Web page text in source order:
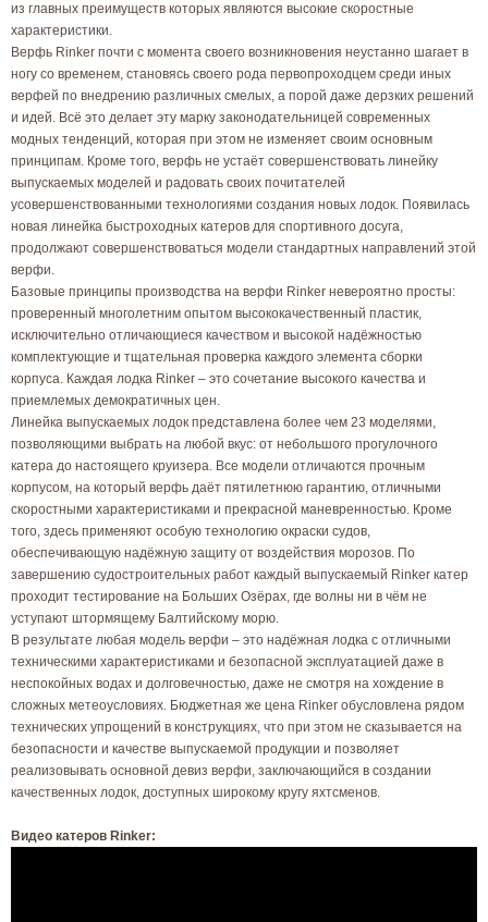
из главных преимуществ которых являются высокие скоростные
характеристики.
Верфь Rinker почти с момента своего возникновения неустанно шагает в
ногу со временем, становясь своего рода первопроходцем среди иных
верфей по внедрению различных смелых, а порой даже дерзких решений
и идей. Всё это делает эту марку законодательницей современных
модных тенденций, которая при этом не изменяет своим основным
принципам. Кроме того, верфь не устаёт совершенствовать линейку
выпускаемых моделей и радовать своих почитателей
усовершенствованными технологиями создания новых лодок. Появилась
новая линейка быстроходных катеров для спортивного досуга,
продолжают совершенствоваться модели стандартных направлений этой
верфи.
Базовые принципы производства на верфи Rinker невероятно просты:
проверенный многолетним опытом высококачественный пластик,
исключительно отличающиеся качеством и высокой надёжностью
комплектующие и тщательная проверка каждого элемента сборки
корпуса. Каждая лодка Rinker – это сочетание высокого качества и
приемлемых демократичных цен.
Линейка выпускаемых лодок представлена более чем 23 моделями,
позволяющими выбрать на любой вкус: от небольшого прогулочного
катера до настоящего круизера. Все модели отличаются прочным
корпусом, на который верфь даёт пятилетнюю гарантию, отличными
скоростными характеристиками и прекрасной маневренностью. Кроме
того, здесь применяют особую технологию окраски судов,
обеспечивающую надёжную защиту от воздействия морозов. По
завершению судостроительных работ каждый выпускаемый Rinker катер
проходит тестирование на Больших Озёрах, где волны ни в чём не
уступают штормящему Балтийскому морю.
В результате любая модель верфи – это надёжная лодка с отличными
техническими характеристиками и безопасной эксплуатацией даже в
неспокойных водах и долговечностью, даже не смотря на хождение в
сложных метеоусловиях. Бюджетная же цена Rinker обусловлена рядом
технических упрощений в конструкциях, что при этом не сказывается на
безопасности и качестве выпускаемой продукции и позволяет
реализовывать основной девиз верфи, заключающийся в создании
качественных лодок, доступных широкому кругу яхтсменов.
Видео катеров Rinker: